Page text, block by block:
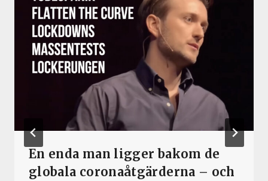
En enda man ligger bakom de
globala coronaåtgärderna – och